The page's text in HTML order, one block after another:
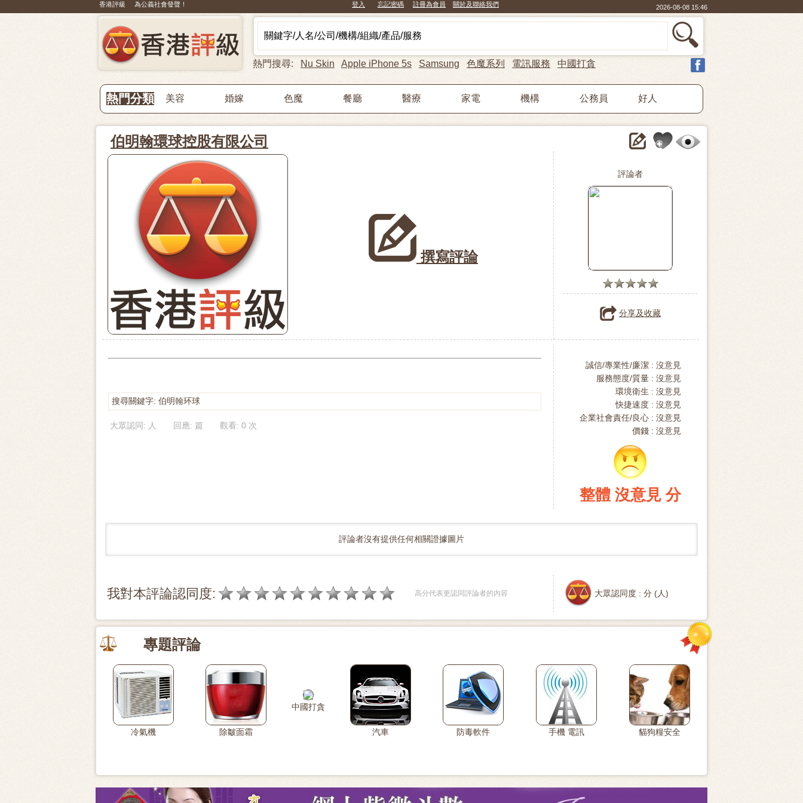
香港評級 為公義社會發聲！ 登入 忘記密碼 註冊為會員 關於及聯絡我們 2026-08-08 15:46
熱門搜尋: Nu Skin Apple iPhone 5s Samsung 色魔系列 電訊服務 中國打貪
熱門分類 美容 婚嫁 色魔 餐廳 醫療 家電 機構 公務員 好人
伯明翰環球控股有限公司
撰寫評論
評論者
分享及收藏
搜尋關鍵字: 伯明翰环球
大眾認同: 人 回應: 篇 觀看: 0 次
誠信/專業性/廉潔 : 沒意見
服務態度/質量 : 沒意見
環境衛生 : 沒意見
快捷速度 : 沒意見
企業社會責任/良心 : 沒意見
價錢 : 沒意見
整體 沒意見 分
評論者沒有提供任何相關證據圖片
我對本評論認同度: 高分代表更認同評論者的內容 大眾認同度 : 分 (人)
專題評論
冷氣機 除皺面霜
中國打貪
汽車 防毒軟件 手機 電訊 貓狗糧安全